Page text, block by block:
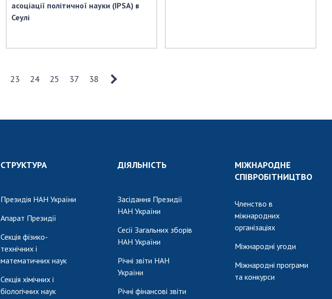
асоціації політичної науки (IPSA) в
Сеулі
23 24 25 37 38
СТРУКТУРА
Президія НАН України
Апарат Президії
Секція фізико-
технічних і
математичних наук
Секція хімічних і
біологічних наук
ДІЯЛЬНІСТЬ
Засідання Президії
НАН України
Сесії Загальних зборів
НАН України
Річні звіти НАН
України
Річні фінансові звіти
МІЖНАРОДНЕ
СПІВРОБІТНИЦТВО
Членство в
міжнародних
організаціях
Міжнародні угоди
Міжнародні програми
та конкурси